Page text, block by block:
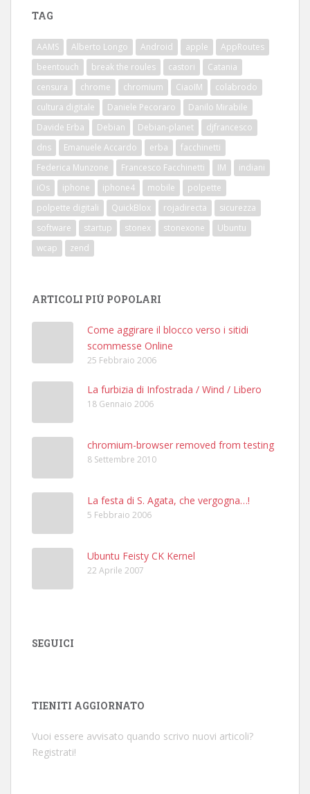
TAG
AAMS Alberto Longo Android apple
AppRoutes
beentouch
break the roules castori
Catania
censura
chrome chromium CiaoIM
colabrodo
cultura digitale
Daniele Pecoraro
Danilo Mirabile
Davide Erba
Debian Debian-planet
djfrancesco
dns
Emanuele Accardo erba
facchinetti
Federica Munzone
Francesco Facchinetti IM
indiani
iOs
iphone iphone4 mobile
polpette
polpette digitali
QuickBlox rojadirecta
sicurezza
software
startup stonex stonexone
Ubuntu
wcap
zend
ARTICOLI PIÙ POPOLARI
Come aggirare il blocco verso i sitidi
scommesse Online
25 Febbraio 2006
La furbizia di Infostrada / Wind / Libero
18 Gennaio 2006
chromium-browser removed from testing
8 Settembre 2010
La festa di S. Agata, che vergogna…!
5 Febbraio 2006
Ubuntu Feisty CK Kernel
22 Aprile 2007
SEGUICI
TIENITI AGGIORNATO
Vuoi essere avvisato quando scrivo nuovi articoli?
Registrati!